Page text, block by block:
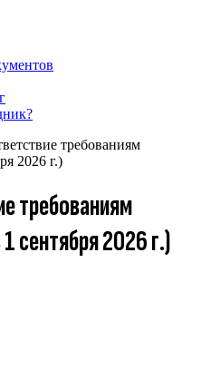
требованиям
2026 г.)
требованиям
сентября 2026 г.)